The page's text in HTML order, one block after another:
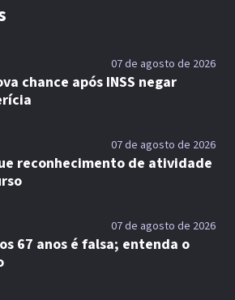
07 de agosto de 2026
chance após INSS negar
07 de agosto de 2026
reconhecimento de atividade
07 de agosto de 2026
67 anos é falsa; entenda o